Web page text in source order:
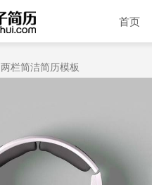
首页
两栏简洁简历模板